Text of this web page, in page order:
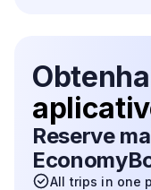
Reserve
All trips in one